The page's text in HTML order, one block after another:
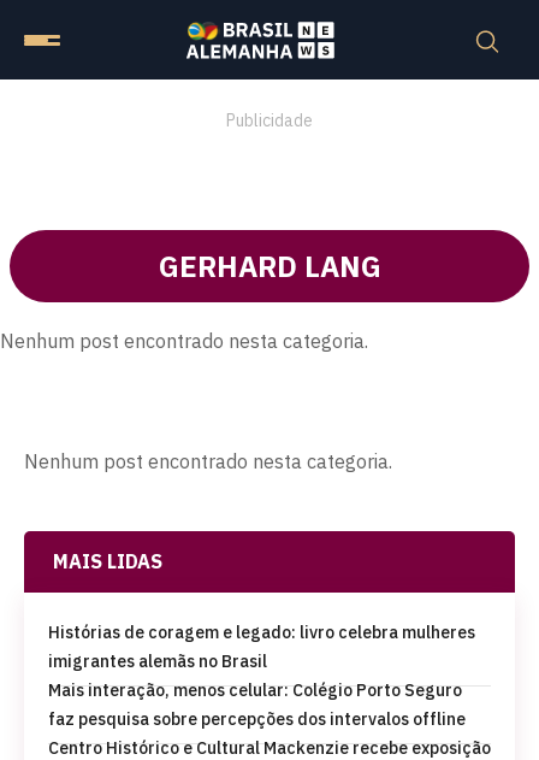
Publicidade
GERHARD LANG
Nenhum post encontrado nesta categoria.
Nenhum post encontrado nesta categoria.
MAIS LIDAS
Histórias de coragem e legado: livro celebra mulheres
imigrantes alemãs no Brasil
Mais interação, menos celular: Colégio Porto Seguro
faz pesquisa sobre percepções dos intervalos offline
Centro Histórico e Cultural Mackenzie recebe exposição